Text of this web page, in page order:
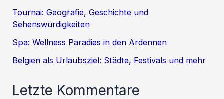
Tournai: Geografie, Geschichte und
Sehenswürdigkeiten
Spa: Wellness Paradies in den Ardennen
Belgien als Urlaubsziel: Städte, Festivals und mehr
Letzte Kommentare